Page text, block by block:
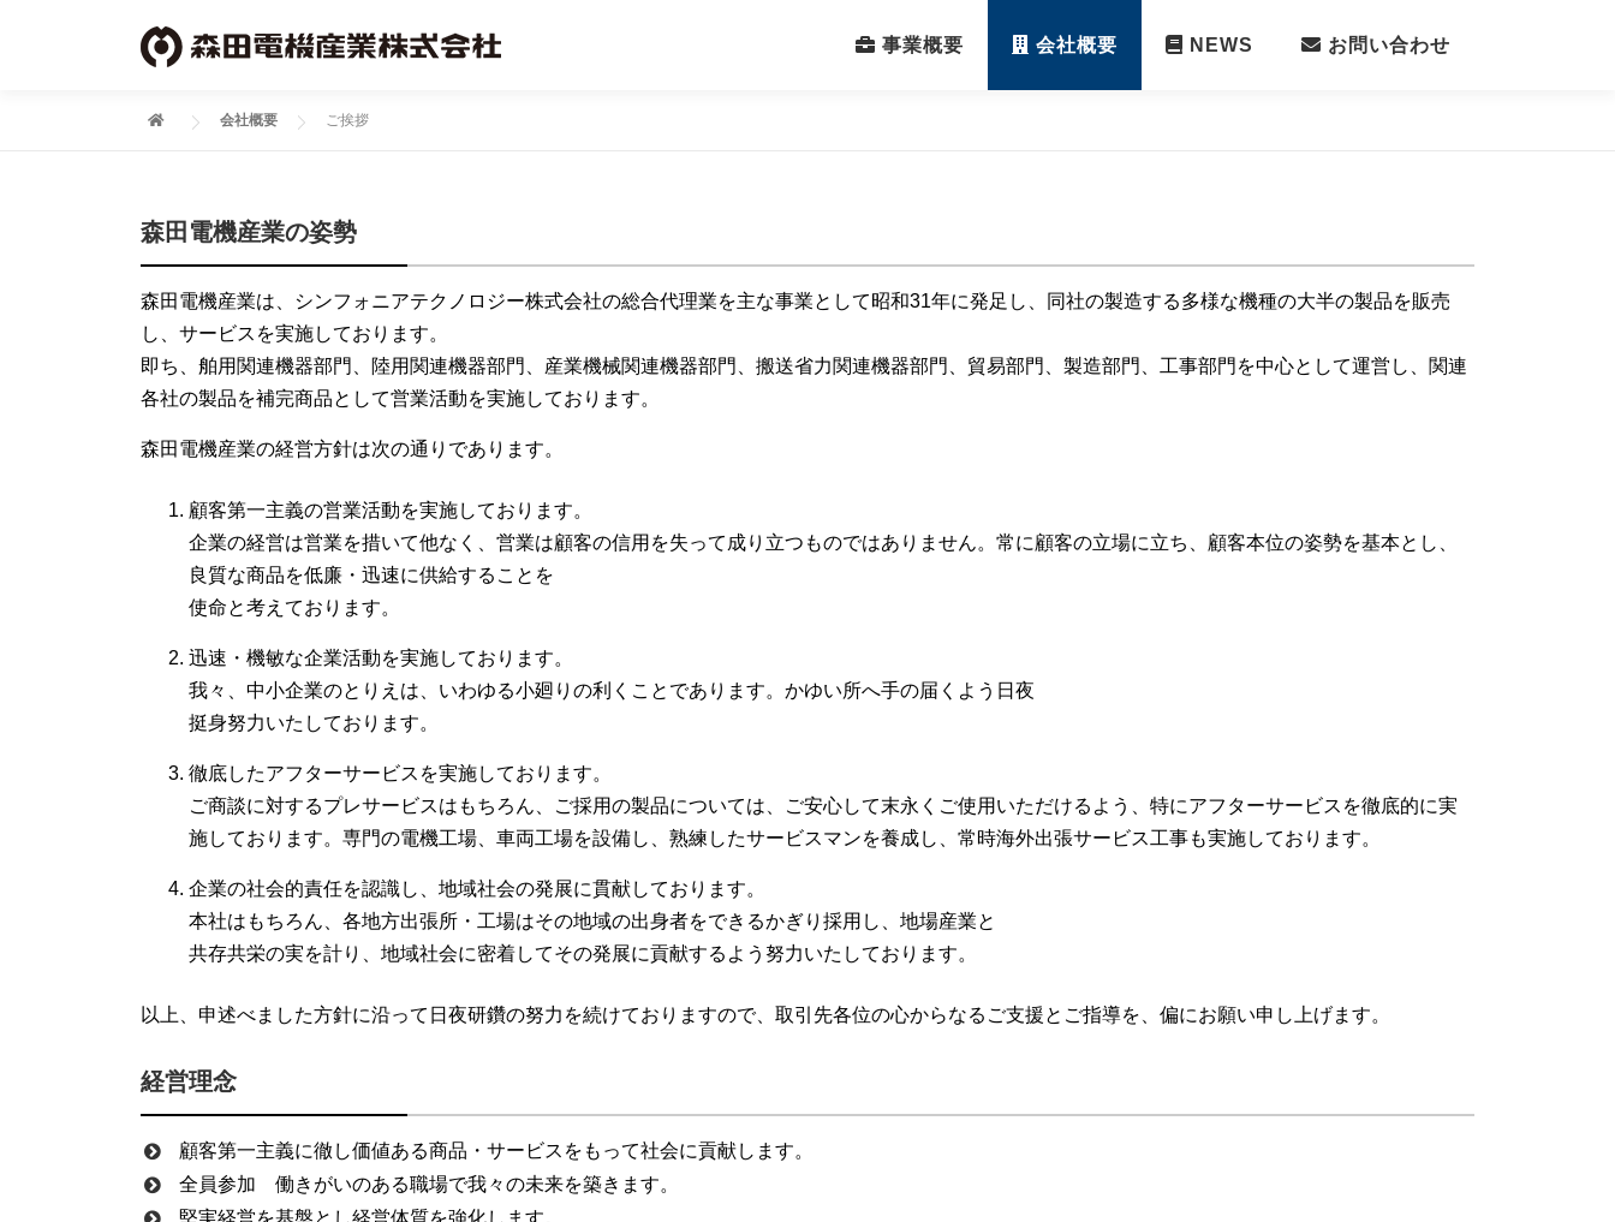
事業概要 会社概要 NEWS お問い合わせ
会社概要 ご挨拶
森田電機産業の姿勢
森田電機産業は、シンフォニアテクノロジー株式会社の総合代理業を主な事業として昭和31年に発足し、同社の製造する多様な機種の大半の製品を販売
し、サービスを実施しております。
即ち、舶用関連機器部門、陸用関連機器部門、産業機械関連機器部門、搬送省力関連機器部門、貿易部門、製造部門、工事部門を中心として運営し、関連
各社の製品を補完商品として営業活動を実施しております。
森田電機産業の経営方針は次の通りであります。
顧客第一主義の営業活動を実施しております。
企業の経営は営業を措いて他なく、営業は顧客の信用を失って成り立つものではありません。常に顧客の立場に立ち、顧客本位の姿勢を基本とし、
良質な商品を低廉・迅速に供給することを
使命と考えております。
迅速・機敏な企業活動を実施しております。
我々、中小企業のとりえは、いわゆる小廻りの利くことであります。かゆい所へ手の届くよう日夜
挺身努力いたしております。
徹底したアフターサービスを実施しております。
ご商談に対するプレサービスはもちろん、ご採用の製品については、ご安心して末永くご使用いただけるよう、特にアフターサービスを徹底的に実
施しております。専門の電機工場、車両工場を設備し、熟練したサービスマンを養成し、常時海外出張サービス工事も実施しております。
企業の社会的責任を認識し、地域社会の発展に貫献しております。
本社はもちろん、各地方出張所・工場はその地域の出身者をできるかぎり採用し、地場産業と
共存共栄の実を計り、地域社会に密着してその発展に貢献するよう努力いたしております。
以上、申述べました方針に沿って日夜研鑽の努力を続けておりますので、取引先各位の心からなるご支援とご指導を、偏にお願い申し上げます。
経営理念
顧客第一主義に徹し価値ある商品・サービスをもって社会に貢献します。
全員参加 働きがいのある職場で我々の未来を築きます。
堅実経営を基盤とし経営体質を強化します。